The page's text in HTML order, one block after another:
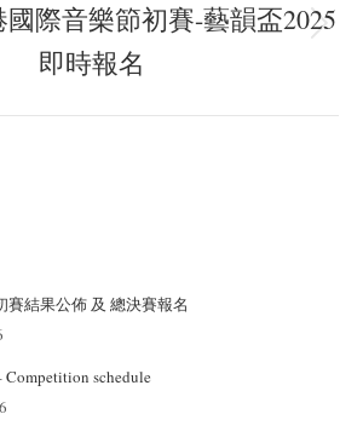
Next
post:
際音樂節初賽-藝韻盃2025
即時報名
賽結果公佈 及 總決賽報名
Competition schedule